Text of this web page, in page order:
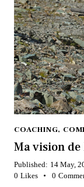
COACHING,
Ma vision
Published: 14 May,
0 Likes 0